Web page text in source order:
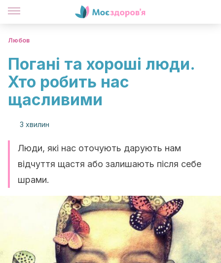
Любов
Погані та хороші люди.
Хто робить нас
щасливими
3 хвилин
Люди, які нас оточують дарують нам
відчуття щастя або залишають після себе
шрами.